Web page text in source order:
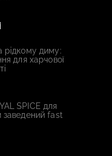
рідкому диму:
для харчової
SPICE для
заведений fast